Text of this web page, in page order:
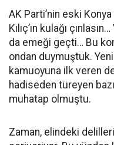
AK Parti’nin eski
Kılıç’ın kulağı
da emeği geçti… Bu
ondan duymuştuk.
kamuoyuna ilk veren
hadiseden türeyen
muhatap olmuştu.
Zaman, elindeki